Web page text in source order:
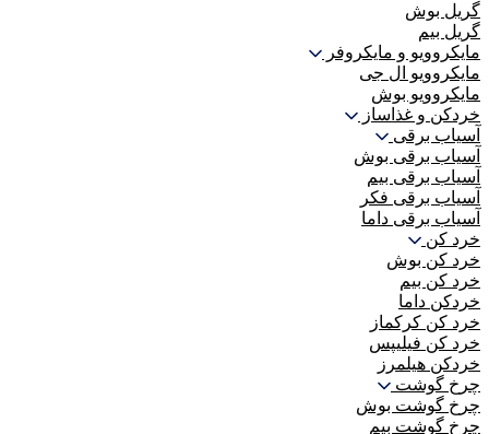
گریل بوش
گریل بیم
مایکروویو و مایکروفر
مایکروویو ال جی
مایکروویو بوش
خردکن و غذاساز
آسیاب برقی
آسیاب برقی بوش
آسیاب برقی بیم
آسیاب برقی فکر
آسیاب برقی داما
خرد کن
خرد کن بوش
خرد کن بیم
خردکن داما
خرد کن کرکماز
خرد کن فیلیپس
خردکن هیلمرز
چرخ گوشت
چرخ گوشت بوش
چرخ گوشت بیم